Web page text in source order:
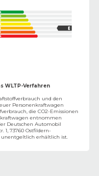
WLTP-Verfahren
und den
Personenkraftwagen
die CO2-Emissionen
entnommen
Deutschen Automobil
1, 73760 Ostfildern-
unentgeltlich erhältlich ist.